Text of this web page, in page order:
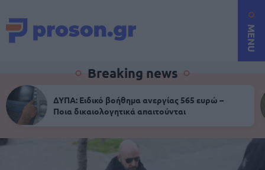
MENU
Breaking news
ΔΥΠΑ: Ειδικό βοήθημα ανεργίας 565 ευρώ –
Ποια δικαιολογητικά απαιτούνται